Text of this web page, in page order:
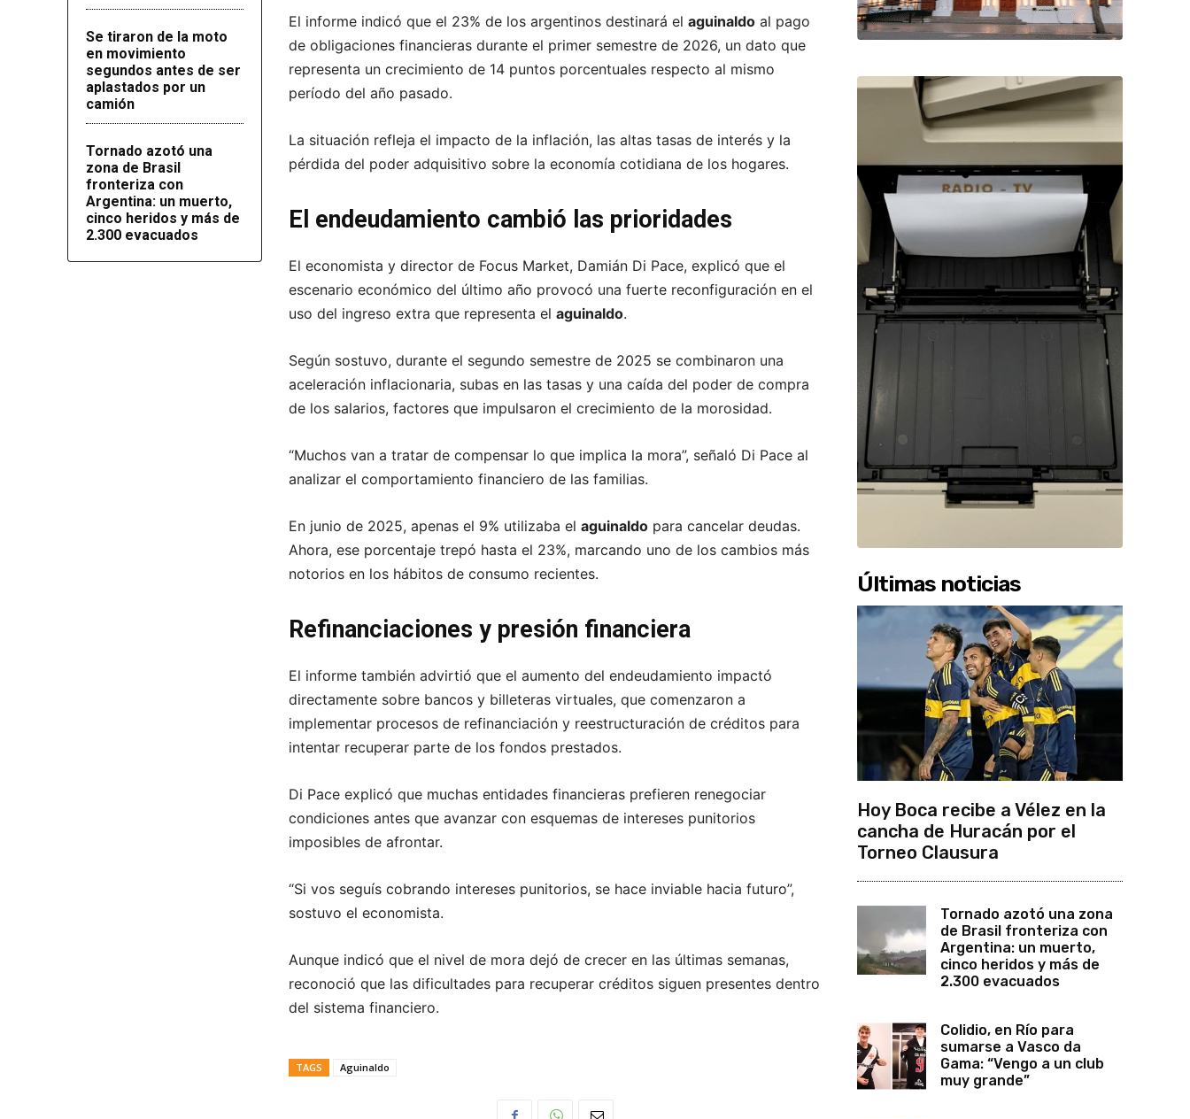
Se tiraron de la moto
en movimiento
segundos antes de ser
aplastados por un
camión
Tornado azotó una
zona de Brasil
fronteriza con
Argentina: un muerto,
cinco heridos y más de
2.300 evacuados
El informe indicó que el 23% de los argentinos destinará el aguinaldo al pago
de obligaciones financieras durante el primer semestre de 2026, un dato que
representa un crecimiento de 14 puntos porcentuales respecto al mismo
período del año pasado.
La situación refleja el impacto de la inflación, las altas tasas de interés y la
pérdida del poder adquisitivo sobre la economía cotidiana de los hogares.
El endeudamiento cambió las prioridades
El economista y director de Focus Market, Damián Di Pace, explicó que el
escenario económico del último año provocó una fuerte reconfiguración en el
uso del ingreso extra que representa el aguinaldo.
Según sostuvo, durante el segundo semestre de 2025 se combinaron una
aceleración inflacionaria, subas en las tasas y una caída del poder de compra
de los salarios, factores que impulsaron el crecimiento de la morosidad.
“Muchos van a tratar de compensar lo que implica la mora”, señaló Di Pace al
analizar el comportamiento financiero de las familias.
En junio de 2025, apenas el 9% utilizaba el aguinaldo para cancelar deudas.
Ahora, ese porcentaje trepó hasta el 23%, marcando uno de los cambios más
notorios en los hábitos de consumo recientes.
Refinanciaciones y presión financiera
El informe también advirtió que el aumento del endeudamiento impactó
directamente sobre bancos y billeteras virtuales, que comenzaron a
implementar procesos de refinanciación y reestructuración de créditos para
intentar recuperar parte de los fondos prestados.
Di Pace explicó que muchas entidades financieras prefieren renegociar
condiciones antes que avanzar con esquemas de intereses punitorios
imposibles de afrontar.
“Si vos seguís cobrando intereses punitorios, se hace inviable hacia futuro”,
sostuvo el economista.
Aunque indicó que el nivel de mora dejó de crecer en las últimas semanas,
reconoció que las dificultades para recuperar créditos siguen presentes dentro
del sistema financiero.
TAGS Aguinaldo
Últimas noticias
Hoy Boca recibe a Vélez en la
cancha de Huracán por el
Torneo Clausura
Tornado azotó una zona
de Brasil fronteriza con
Argentina: un muerto,
cinco heridos y más de
2.300 evacuados
Colidio, en Río para
sumarse a Vasco da
Gama: “Vengo a un club
muy grande”